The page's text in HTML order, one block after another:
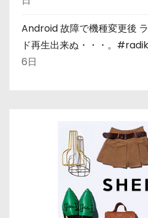
Android 故障で機種変更後
ド再生出来ぬ・・・。
6日